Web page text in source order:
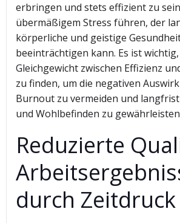
erbringen und stets effizient zu
übermäßigem Stress führen, der
körperliche und geistige
beeinträchtigen kann. Es ist
Gleichgewicht zwischen Effizienz
zu finden, um die negativen
Burnout zu vermeiden und
und Wohlbefinden zu
Reduzierte
durch Zeitdruck